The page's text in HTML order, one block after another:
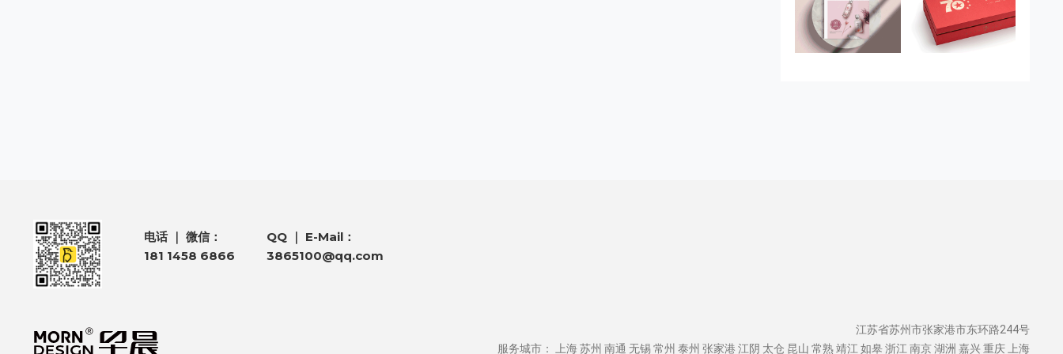
电话 ｜ 微信：
181 1458 6866
QQ ｜ E-Mail：
3865100@qq.com
江苏省苏州市张家港市东环路244号
服务城市：
上海苏州 南通 无锡常州 泰州 张家港 江阴 太仓 昆山 常熟靖江 如皋浙江 南京湖洲 嘉兴重庆 上海